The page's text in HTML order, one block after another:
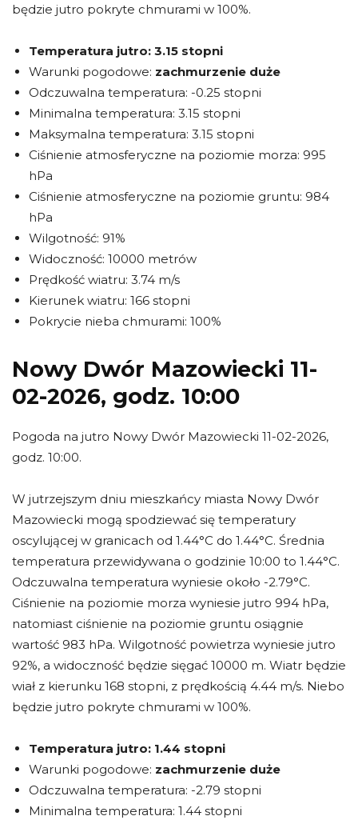
będzie jutro pokryte chmurami w 100%.
Temperatura jutro: 3.15 stopni
Warunki pogodowe: zachmurzenie duże
Odczuwalna temperatura: -0.25 stopni
Minimalna temperatura: 3.15 stopni
Maksymalna temperatura: 3.15 stopni
Ciśnienie atmosferyczne na poziomie morza: 995
hPa
Ciśnienie atmosferyczne na poziomie gruntu: 984
hPa
Wilgotność: 91%
Widoczność: 10000 metrów
Prędkość wiatru: 3.74 m/s
Kierunek wiatru: 166 stopni
Pokrycie nieba chmurami: 100%
Nowy Dwór Mazowiecki 11-
02-2026, godz. 10:00
Pogoda na jutro Nowy Dwór Mazowiecki 11-02-2026,
godz. 10:00.
W jutrzejszym dniu mieszkańcy miasta Nowy Dwór
Mazowiecki mogą spodziewać się temperatury
oscylującej w granicach od 1.44°C do 1.44°C. Średnia
temperatura przewidywana o godzinie 10:00 to 1.44°C.
Odczuwalna temperatura wyniesie około -2.79°C.
Ciśnienie na poziomie morza wyniesie jutro 994 hPa,
natomiast ciśnienie na poziomie gruntu osiągnie
wartość 983 hPa. Wilgotność powietrza wyniesie jutro
92%, a widoczność będzie sięgać 10000 m. Wiatr będzie
wiał z kierunku 168 stopni, z prędkością 4.44 m/s. Niebo
będzie jutro pokryte chmurami w 100%.
Temperatura jutro: 1.44 stopni
Warunki pogodowe: zachmurzenie duże
Odczuwalna temperatura: -2.79 stopni
Minimalna temperatura: 1.44 stopni